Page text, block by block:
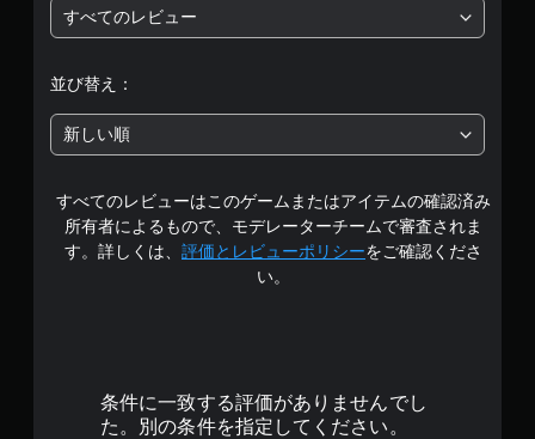
評
は
5
段
階
すべてのレビュー
並び替え：
新しい順
すべてのレビューはこのゲームまたはアイテムの確認済み
所有者によるもので、モデレーターチームで審査されま
す。詳しくは、 評価とレビューポリシーをご確認くださ
い。
条件に一致する評価がありませんでし
た。別の条件を指定してください。